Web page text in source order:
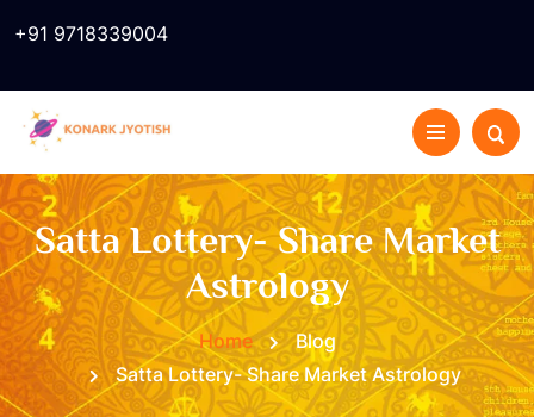
+91 9718339004
Satta Lottery- Share Market
Astrology
Home
Blog
Satta Lottery- Share Market Astrology